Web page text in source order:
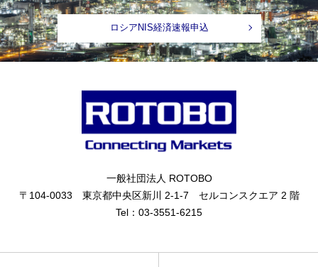
ロシアNIS経済速報申込
一般社団法人 ROTOBO
〒104-0033 東京都中央区新川 2-1-7 セルコンスクエア 2 階
Tel： 03-3551-6215